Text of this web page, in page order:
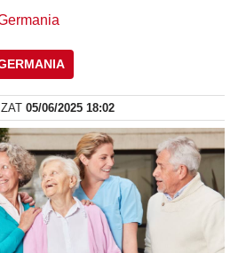
05/06/2025 18:02